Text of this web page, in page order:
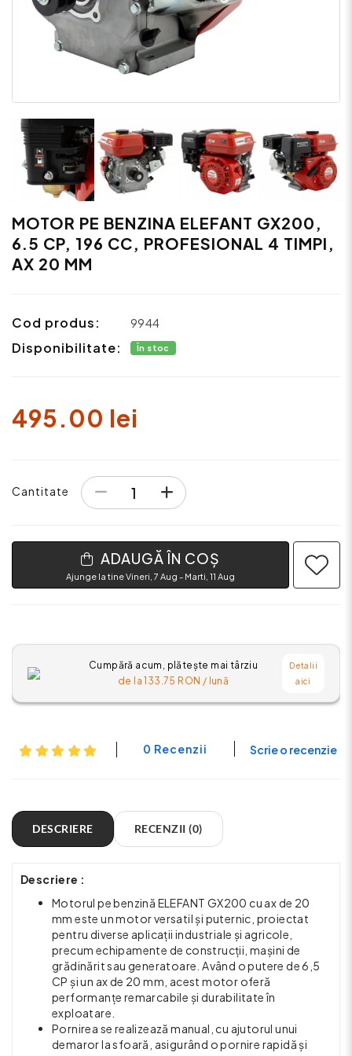
MOTOR PE BENZINA ELEFANT GX200,
6.5 CP, 196 CC, PROFESIONAL 4 TIMPI,
AX 20 MM
Cod produs: 9944
Disponibilitate: În stoc
495.00 lei
Cantitate
ADAUGĂ ÎN COȘ
Ajunge la tine Vineri, 7 Aug - Marti, 11 Aug
Cumpără acum, plătește mai târziu
de la133.75 RON / lună
Detalii
aici
0 Recenzii Scrie o recenzie
DESCRIERE RECENZII (0)
Descriere :
Motorul pe benzină ELEFANT GX200 cu ax de 20
mm este un motor versatil și puternic, proiectat
pentru diverse aplicații industriale și agricole,
precum echipamente de construcții, mașini de
grădinărit sau generatoare. Având o putere de 6,5
CP și un ax de 20 mm, acest motor oferă
performanțe remarcabile și durabilitate în
exploatare.
Pornirea se realizează manual, cu ajutorul unui
demaror la sfoară, asigurând o pornire rapidă și